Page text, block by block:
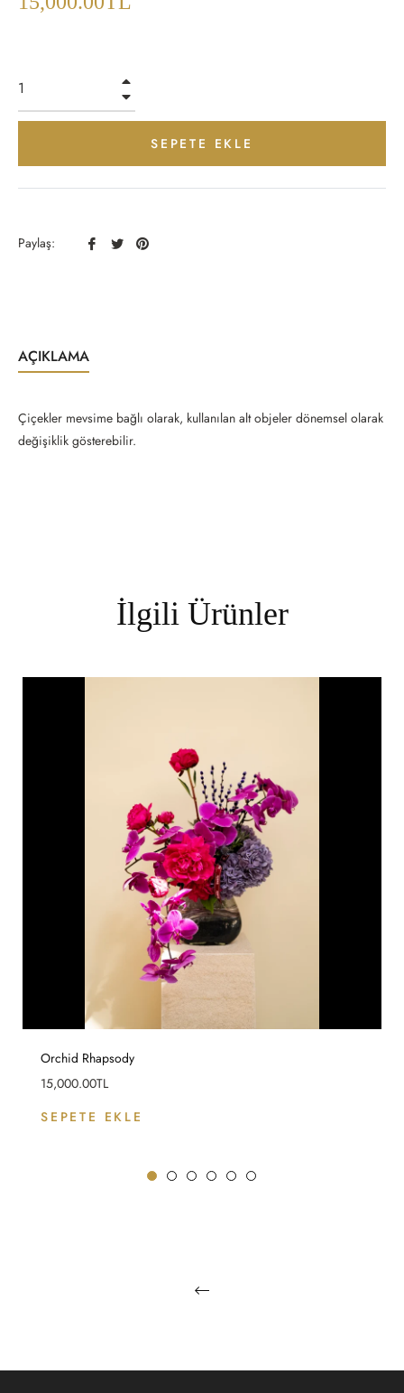
SEPETE EKLE
Paylaş:
Facebook
TwitterPinterest
AÇIKLAMA
Çiçekler mevsime bağlı olarak, kullanılan alt objeler dönemsel olarak
değişiklik gösterebilir.
İlgili Ürünler
Orchid Rhapsody
Fiyat
15,000.00TL
SEPETE EKLE